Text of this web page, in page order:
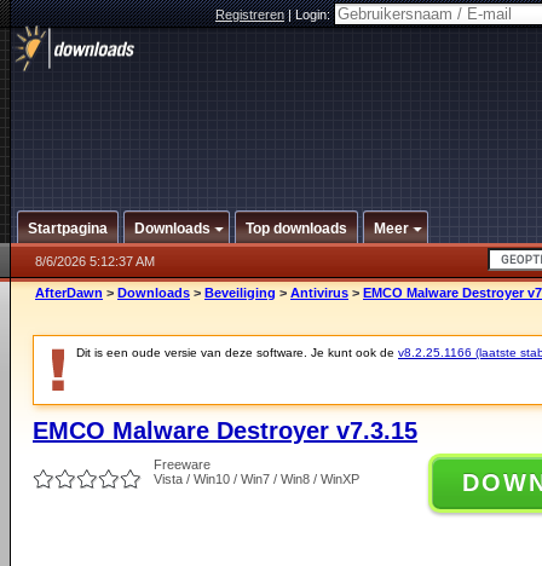
Registreren|Login:
Startpagina Downloads Top downloads Meer
8/6/2026 5:12:37 AM
AfterDawn > Downloads > Beveiliging > Antivirus > EMCO Malware Destroyer
Dit is een oude versie van deze software. Je kunt ook de v8.2.25.1166 (laatste
EMCO Malware Destroyer v7.3.15
Freeware
Vista / Win10 / Win7 / Win8 / WinXP